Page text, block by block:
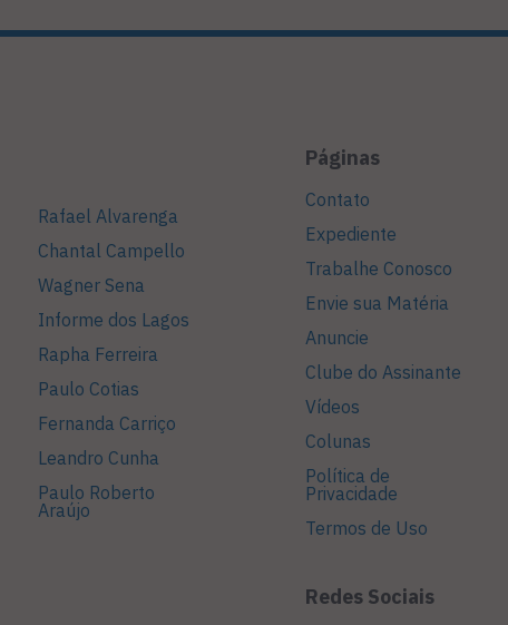
Rafael Alvarenga
Chantal Campello
Wagner Sena
Informe dos Lagos
Rapha Ferreira
Paulo Cotias
Fernanda Carriço
Leandro Cunha
Paulo Roberto
Araújo
Páginas
Contato
Expediente
Trabalhe Conosco
Envie sua Matéria
Anuncie
Clube do Assinante
Vídeos
Colunas
Política de
Privacidade
Termos de Uso
Redes Sociais